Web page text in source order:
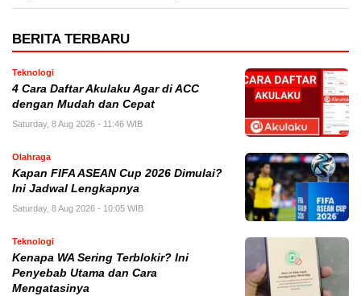
BERITA TERBARU
Teknologi
4 Cara Daftar Akulaku Agar di ACC
dengan Mudah dan Cepat
Saturday, 8 Aug 2026 - 11:46 WIB
Olahraga
Kapan FIFA ASEAN Cup 2026 Dimulai?
Ini Jadwal Lengkapnya
Saturday, 8 Aug 2026 - 10:05 WIB
Teknologi
Kenapa WA Sering Terblokir? Ini
Penyebab Utama dan Cara
Mengatasinya